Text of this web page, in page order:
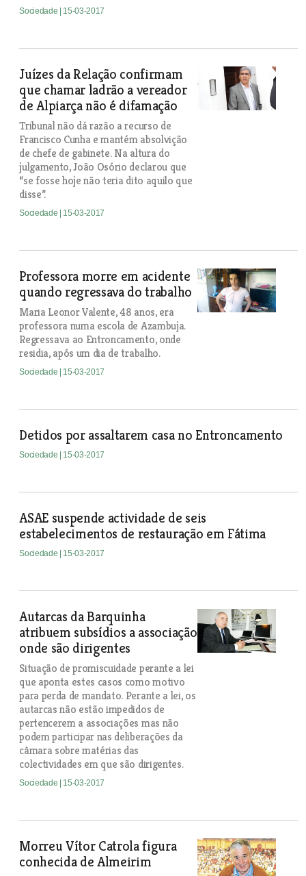
Sociedade | 15-03-2017
Juízes da Relação confirmam
que chamar ladrão a vereador
de Alpiarça não é difamação
Tribunal não dá razão a recurso de
Francisco Cunha e mantém absolvição
de chefe de gabinete. Na altura do
julgamento, João Osório declarou que
“se fosse hoje não teria dito aquilo que
disse”.
Sociedade | 15-03-2017
Professora morre em acidente
quando regressava do trabalho
Maria Leonor Valente, 48 anos, era
professora numa escola de Azambuja.
Regressava ao Entroncamento, onde
residia, após um dia de trabalho.
Sociedade | 15-03-2017
Detidos por assaltarem casa no Entroncamento
Sociedade | 15-03-2017
ASAE suspende actividade de seis
estabelecimentos de restauração em Fátima
Sociedade | 15-03-2017
Autarcas da Barquinha
atribuem subsídios a associação
onde são dirigentes
Situação de promiscuidade perante a lei
que aponta estes casos como motivo
para perda de mandato. Perante a lei, os
autarcas não estão impedidos de
pertencerem a associações mas não
podem participar nas deliberações da
câmara sobre matérias das
colectividades em que são dirigentes.
Sociedade | 15-03-2017
Morreu Vítor Catrola figura
conhecida de Almeirim